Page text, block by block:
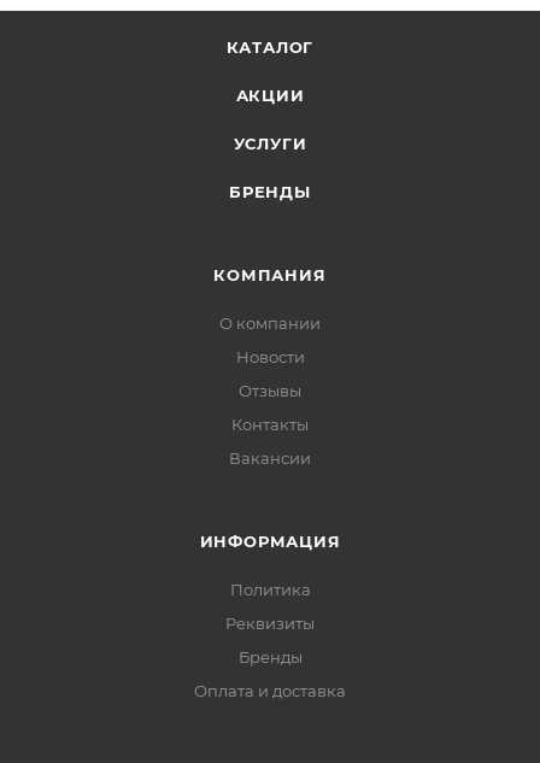
КАТАЛОГ
АКЦИИ
УСЛУГИ
БРЕНДЫ
КОМПАНИЯ
О компании
Новости
Отзывы
Контакты
Вакансии
ИНФОРМАЦИЯ
Политика
Реквизиты
Бренды
Оплата и доставка